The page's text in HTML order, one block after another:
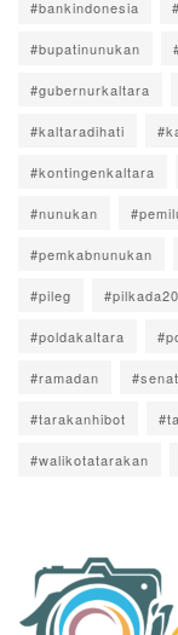
#bankindonesia
#bupatinunukan
#gubernurkaltara
#kaltaradihati
#kontingenkaltara
#nunukan
#pemkabnunukan
#pileg
#poldakaltara
#ramadan
#tarakanhibot
#walikotatarakan